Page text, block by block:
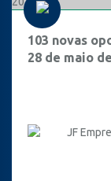
103 novas
28 de maio
JF